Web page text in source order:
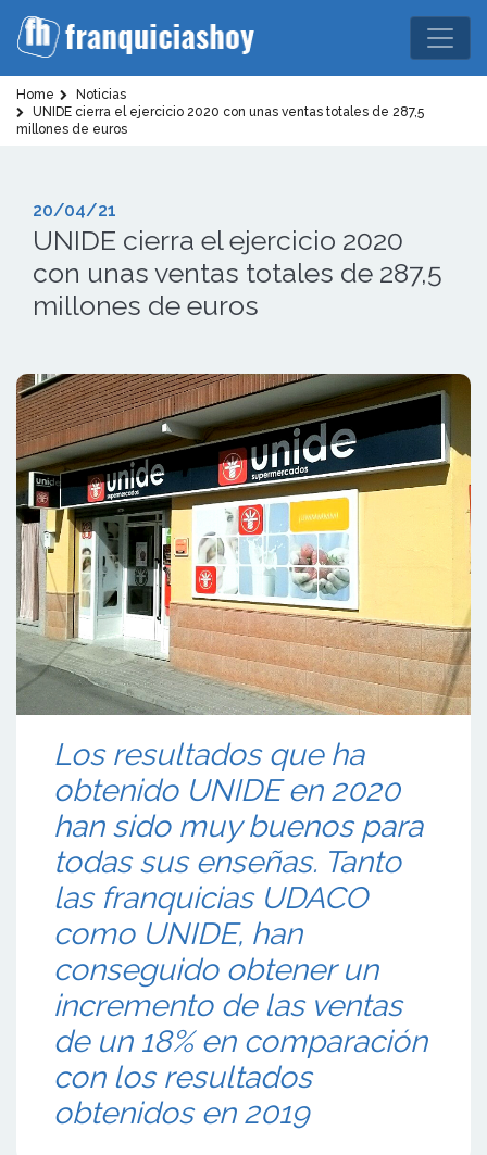
Home
Noticias
UNIDE cierra el ejercicio 2020 con unas ventas totales de 287,5
millones de euros
20/04/21
UNIDE cierra el ejercicio 2020
con unas ventas totales de 287,5
millones de euros
Los resultados que ha
obtenido UNIDE en 2020
han sido muy buenos para
todas sus enseñas. Tanto
las franquicias UDACO
como UNIDE, han
conseguido obtener un
incremento de las ventas
de un 18% en comparación
con los resultados
obtenidos en 2019